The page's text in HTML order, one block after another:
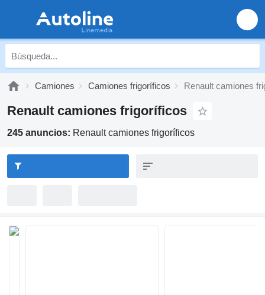
Camiones Camiones frigoríficos Renault camiones
Renault camiones frigoríficos
245 anuncios: Renault camiones frigoríficos